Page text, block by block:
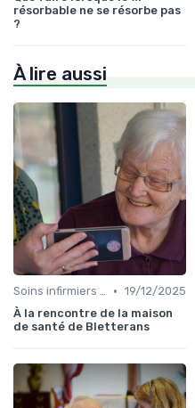
résorbable ne se résorbe pas
?
À lire aussi
Soins infirmiers à domicile • 19/12/2025
À la rencontre de la maison
de santé de Bletterans